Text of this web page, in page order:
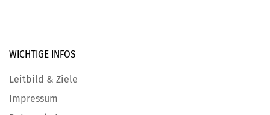
WICHTIGE INFOS
Leitbild & Ziele
Impressum